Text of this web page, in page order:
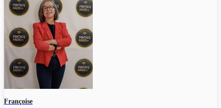
Françoise